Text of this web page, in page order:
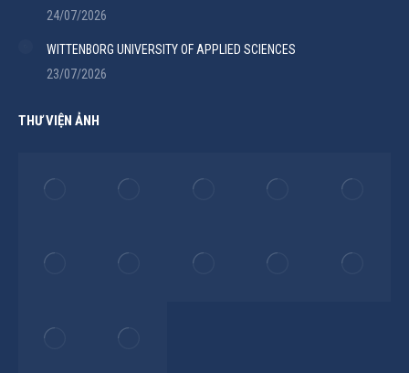
24/07/2026
WITTENBORG UNIVERSITY OF APPLIED SCIENCES
23/07/2026
THƯ VIỆN ẢNH